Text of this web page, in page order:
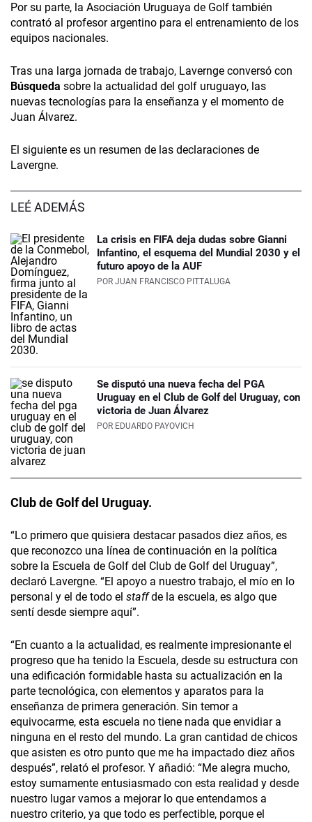
Por su parte, la Asociación Uruguaya de Golf también
contrató al profesor argentino para el entrenamiento de los
equipos nacionales.
Tras una larga jornada de trabajo, Lavernge conversó con
Búsqueda sobre la actualidad del golf uruguayo, las
nuevas tecnologías para la enseñanza y el momento de
Juan Álvarez.
El siguiente es un resumen de las declaraciones de
Lavergne.
LEÉ ADEMÁS
La crisis en FIFA deja dudas sobre Gianni
Infantino, el esquema del Mundial 2030 y el
futuro apoyo de la AUF
POR JUAN FRANCISCO PITTALUGA
Se disputó una nueva fecha del PGA
Uruguay en el Club de Golf del Uruguay, con
victoria de Juan Álvarez
POR EDUARDO PAYOVICH
Club de Golf del Uruguay.
“Lo primero que quisiera destacar pasados diez años, es
que reconozco una línea de continuación en la política
sobre la Escuela de Golf del Club de Golf del Uruguay”,
declaró Lavergne. “El apoyo a nuestro trabajo, el mío en lo
personal y el de todo el staffde la escuela, es algo que
sentí desde siempre aquí”.
“En cuanto a la actualidad, es realmente impresionante el
progreso que ha tenido la Escuela, desde su estructura con
una edificación formidable hasta su actualización en la
parte tecnológica, con elementos y aparatos para la
enseñanza de primera generación. Sin temor a
equivocarme, esta escuela no tiene nada que envidiar a
ninguna en el resto del mundo. La gran cantidad de chicos
que asisten es otro punto que me ha impactado diez años
después”, relató el profesor. Y añadió: “Me alegra mucho,
estoy sumamente entusiasmado con esta realidad y desde
nuestro lugar vamos a mejorar lo que entendamos a
nuestro criterio, ya que todo es perfectible, porque el